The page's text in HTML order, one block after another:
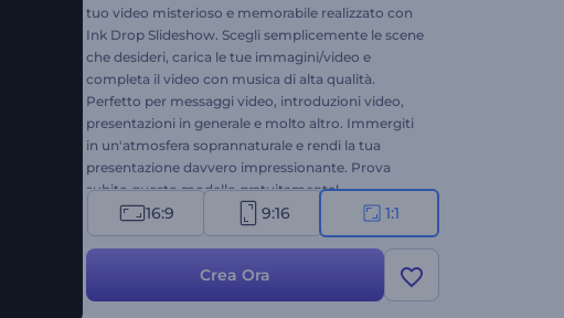
tuo video misterioso e memorabile realizzato con
Ink Drop Slideshow. Scegli semplicemente le scene
che desideri, carica le tue immagini/video e
completa il video con musica di alta qualità.
Perfetto per messaggi video, introduzioni video,
presentazioni in generale e molto altro. Immergiti
in un'atmosfera soprannaturale e rendi la tua
presentazione davvero impressionante. Prova
subito questo modello gratuitamente!
16:9 9:16 1:1
Crea Ora